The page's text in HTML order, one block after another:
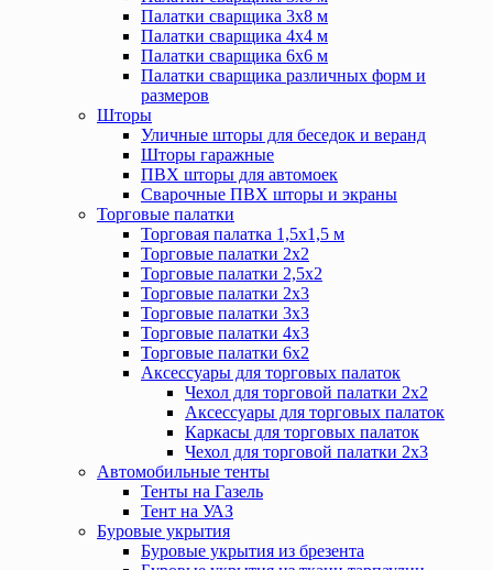
Палатки сварщика 3х8 м
Палатки сварщика 4х4 м
Палатки сварщика 6х6 м
Палатки сварщика различных форм и
размеров
Шторы
Уличные шторы для беседок и веранд
Шторы гаражные
ПВХ шторы для автомоек
Сварочные ПВХ шторы и экраны
Торговые палатки
Торговая палатка 1,5х1,5 м
Торговые палатки 2х2
Торговые палатки 2,5х2
Торговые палатки 2х3
Торговые палатки 3х3
Торговые палатки 4х3
Торговые палатки 6х2
Аксессуары для торговых палаток
Чехол для торговой палатки 2х2
Аксессуары для торговых палаток
Каркасы для торговых палаток
Чехол для торговой палатки 2х3
Автомобильные тенты
Тенты на Газель
Тент на УАЗ
Буровые укрытия
Буровые укрытия из брезента